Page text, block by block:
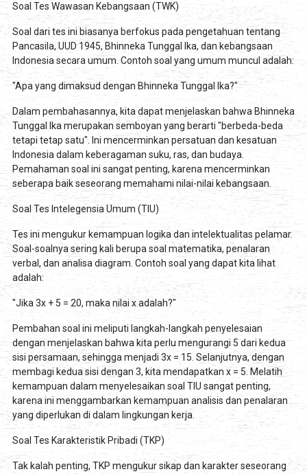
Soal Tes Wawasan Kebangsaan (TWK)
Soal dari tes ini biasanya berfokus pada pengetahuan tentang
Pancasila, UUD 1945, Bhinneka Tunggal Ika, dan kebangsaan
Indonesia secara umum. Contoh soal yang umum muncul adalah:
"Apa yang dimaksud dengan Bhinneka Tunggal Ika?"
Dalam pembahasannya, kita dapat menjelaskan bahwa Bhinneka
Tunggal Ika merupakan semboyan yang berarti "berbeda-beda
tetapi tetap satu". Ini mencerminkan persatuan dan kesatuan
Indonesia dalam keberagaman suku, ras, dan budaya.
Pemahaman soal ini sangat penting, karena mencerminkan
seberapa baik seseorang memahami nilai-nilai kebangsaan.
Soal Tes Intelegensia Umum (TIU)
Tes ini mengukur kemampuan logika dan intelektualitas pelamar.
Soal-soalnya sering kali berupa soal matematika, penalaran
verbal, dan analisa diagram. Contoh soal yang dapat kita lihat
adalah:
"Jika 3x + 5 = 20, maka nilai x adalah?"
Pembahan soal ini meliputi langkah-langkah penyelesaian
dengan menjelaskan bahwa kita perlu mengurangi 5 dari kedua
sisi persamaan, sehingga menjadi 3x = 15. Selanjutnya, dengan
membagi kedua sisi dengan 3, kita mendapatkan x = 5. Melatih
kemampuan dalam menyelesaikan soal TIU sangat penting,
karena ini menggambarkan kemampuan analisis dan penalaran
yang diperlukan di dalam lingkungan kerja.
Soal Tes Karakteristik Pribadi (TKP)
Tak kalah penting, TKP mengukur sikap dan karakter seseorang